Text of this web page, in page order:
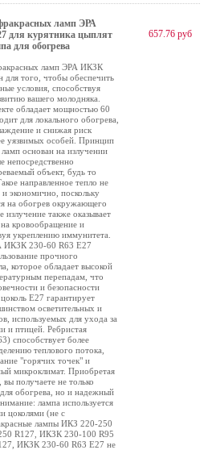
ламп ЭРА
для курятника цыплят
для обогрева
ламп ЭРА ИКЗК
для того, чтобы обеспечить
условия, способствуя
вашего молодняка.
обладает мощностью 60
для локального обогрева,
и снижая риск
уязвимых особей. Принцип
основан на излучении
непосредственно
объект, будь то
направленное тепло не
экономично, поскольку
на обогрев окружающего
излучение также оказывает
кровообращение и
укреплению иммунитета.
ИКЗК 230-60 R63 E27
прочного
которое обладает высокой
перепадам, что
и безопасности
E27 гарантирует
осветительных и
используемых для ухода за
и птицей. Ребристая
способствует более
теплового потока,
"горячих точек" и
микроклимат. Приобретая
получаете не только
обогрева, но и надежный
лампа используется
цоколями (не с
лампы ИКЗ 220-250
R127, ИКЗК 230-100 R95
ИКЗК 230-60 R63 Е27 не
657.76 руб